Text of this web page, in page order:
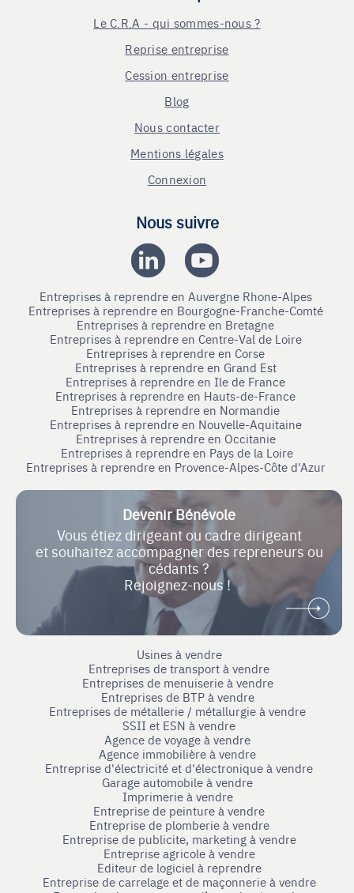
Le C.R.A - qui sommes-nous ?
Reprise entreprise
Cession entreprise
Blog
Nous contacter
Mentions légales
Connexion
Nous suivre
Entreprises à reprendre en Auvergne Rhone-Alpes
Entreprises à reprendre en Bourgogne-Franche-Comté
Entreprises à reprendre en Bretagne
Entreprises à reprendre en Centre-Val de Loire
Entreprises à reprendre en Corse
Entreprises à reprendre en Grand Est
Entreprises à reprendre en Ile de France
Entreprises à reprendre en Hauts-de-France
Entreprises à reprendre en Normandie
Entreprises à reprendre en Nouvelle-Aquitaine
Entreprises à reprendre en Occitanie
Entreprises à reprendre en Pays de la Loire
Entreprises à reprendre en Provence-Alpes-Côte d'Azur
Devenir Bénévole
Vous étiez dirigeant ou cadre dirigeant
et souhaitez accompagner des repreneurs ou
cédants ?
Rejoignez-nous !
Usines à vendre
Entreprises de transport à vendre
Entreprises de menuiserie à vendre
Entreprises de BTP à vendre
Entreprises de métallerie / métallurgie à vendre
SSII et ESN à vendre
Agence de voyage à vendre
Agence immobilière à vendre
Entreprise d'électricité et d'électronique à vendre
Garage automobile à vendre
Imprimerie à vendre
Entreprise de peinture à vendre
Entreprise de plomberie à vendre
Entreprise de publicite, marketing à vendre
Entreprise agricole à vendre
Editeur de logiciel à reprendre
Entreprise de carrelage et de maçonnerie à vendre